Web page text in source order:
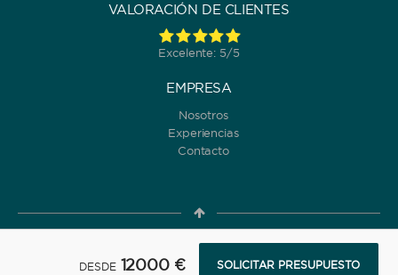
DESDE 12000 € SOLICITAR PRESUPUESTO
VALORACIÓN DE CLIENTES
Excelente: 5/5
EMPRESA
Nosotros
Experiencias
Contacto
© 2022 Yanpy, Inc. v2 · Política de Privacidad·Términos y